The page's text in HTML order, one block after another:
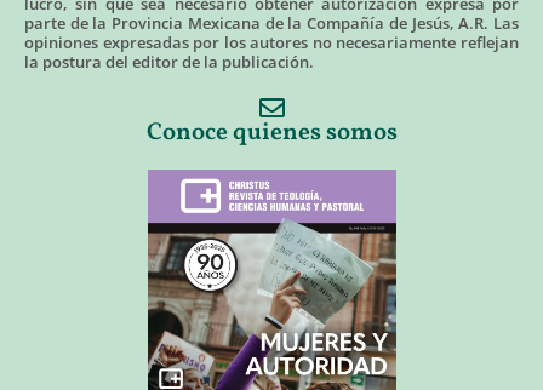
parte de la Provincia Mexicana de la Compañía de Jesús, A.R. Las
opiniones expresadas por los autores no necesariamente reflejan
la postura del editor de la publicación.
Conoce quienes somos